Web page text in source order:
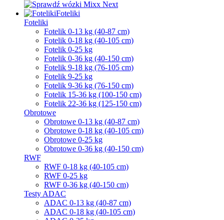
Foteliki
Foteliki
Fotelik 0-13 kg (40-87 cm)
Fotelik 0-18 kg (40-105 cm)
Fotelik 0-25 kg
Fotelik 0-36 kg (40-150 cm)
Fotelik 9-18 kg (76-105 cm)
Fotelik 9-25 kg
Fotelik 9-36 kg (76-150 cm)
Fotelik 15-36 kg (100-150 cm)
Fotelik 22-36 kg (125-150 cm)
Obrotowe
Obrotowe 0-13 kg (40-87 cm)
Obrotowe 0-18 kg (40-105 cm)
Obrotowe 0-25 kg
Obrotowe 0-36 kg (40-150 cm)
RWF
RWF 0-18 kg (40-105 cm)
RWF 0-25 kg
RWF 0-36 kg (40-150 cm)
Testy ADAC
ADAC 0-13 kg (40-87 cm)
ADAC 0-18 kg (40-105 cm)